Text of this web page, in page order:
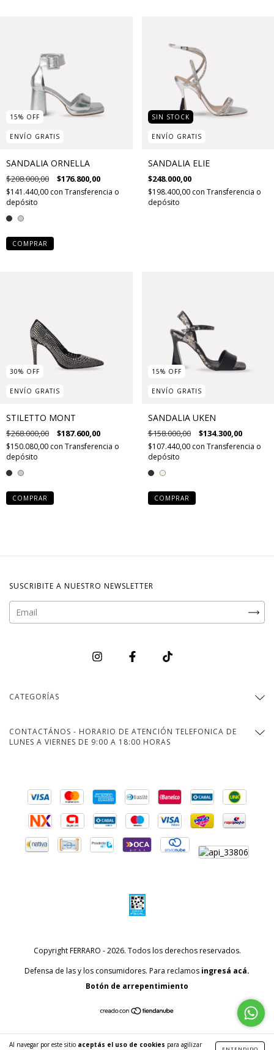
Al navegar por este sitio aceptás el uso de cookies para agilizar
ENTENDIDO
15% OFF
ENVÍO GRATIS
SANDALIA ORNELLA
$208.000,00 $176.800,00
$141.440,00 con Transferencia o
depósito
COMPRAR
SIN STOCK
ENVÍO GRATIS
SANDALIA ELIE
$248.000,00
$198.400,00 con Transferencia o
depósito
30% OFF
ENVÍO GRATIS
STILETTO MONT
$268.000,00 $187.600,00
$150.080,00 con Transferencia o
depósito
COMPRAR
15% OFF
ENVÍO GRATIS
SANDALIA UKEN
$158.000,00 $134.300,00
$107.440,00 con Transferencia o
depósito
COMPRAR
SUSCRIBITE A NUESTRO NEWSLETTER
CATEGORÍAS
CONTACTÁNOS - HORARIO DE ATENCIÓN TELEFONICA DE
LUNES A VIERNES DE 9:00 A 18:00 HORAS
Copyright FERRARO - 2026. Todos los derechos reservados.
Defensa de las y los consumidores. Para reclamos ingresá acá.
Botón de arrepentimiento